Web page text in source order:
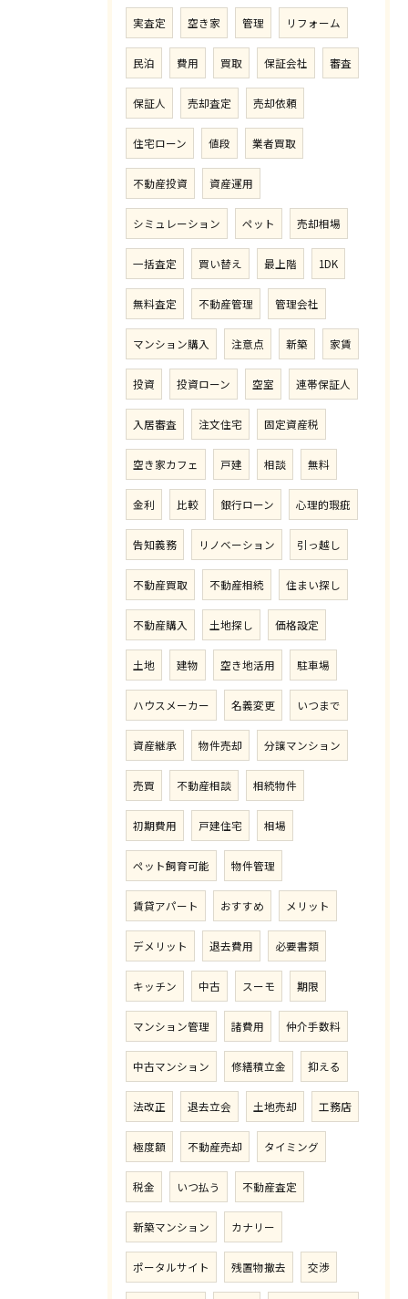
実査定 空き家 管理 リフォーム
民泊 費用 買取 保証会社 審査
保証人 売却査定 売却依頼
住宅ローン 値段 業者買取
不動産投資 資産運用
シミュレーション ペット 売却相場
一括査定 買い替え 最上階 1DK
無料査定 不動産管理 管理会社
マンション購入 注意点 新築 家賃
投資 投資ローン 空室 連帯保証人
入居審査 注文住宅 固定資産税
空き家カフェ 戸建 相談 無料
金利 比較 銀行ローン 心理的瑕疵
告知義務 リノベーション 引っ越し
不動産買取 不動産相続 住まい探し
不動産購入 土地探し 価格設定
土地 建物 空き地活用 駐車場
ハウスメーカー 名義変更 いつまで
資産継承 物件売却 分譲マンション
売買 不動産相談 相続物件
初期費用 戸建住宅 相場
ペット飼育可能 物件管理
賃貸アパート おすすめ メリット
デメリット 退去費用 必要書類
キッチン 中古 スーモ 期限
マンション管理 諸費用 仲介手数料
中古マンション 修繕積立金 抑える
法改正 退去立会 土地売却 工務店
極度額 不動産売却 タイミング
税金 いつ払う 不動産査定
新築マンション カナリー
ポータルサイト 残置物撤去 交渉